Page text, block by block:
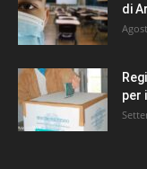
di
per